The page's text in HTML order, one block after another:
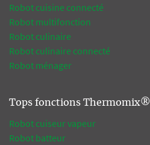
Robot cuisine connecté
Robot multifonction
Robot culinaire
Robot culinaire connecté
Robot ménager
Tops fonctions Thermomix®
Robot cuiseur vapeur
Robot batteur